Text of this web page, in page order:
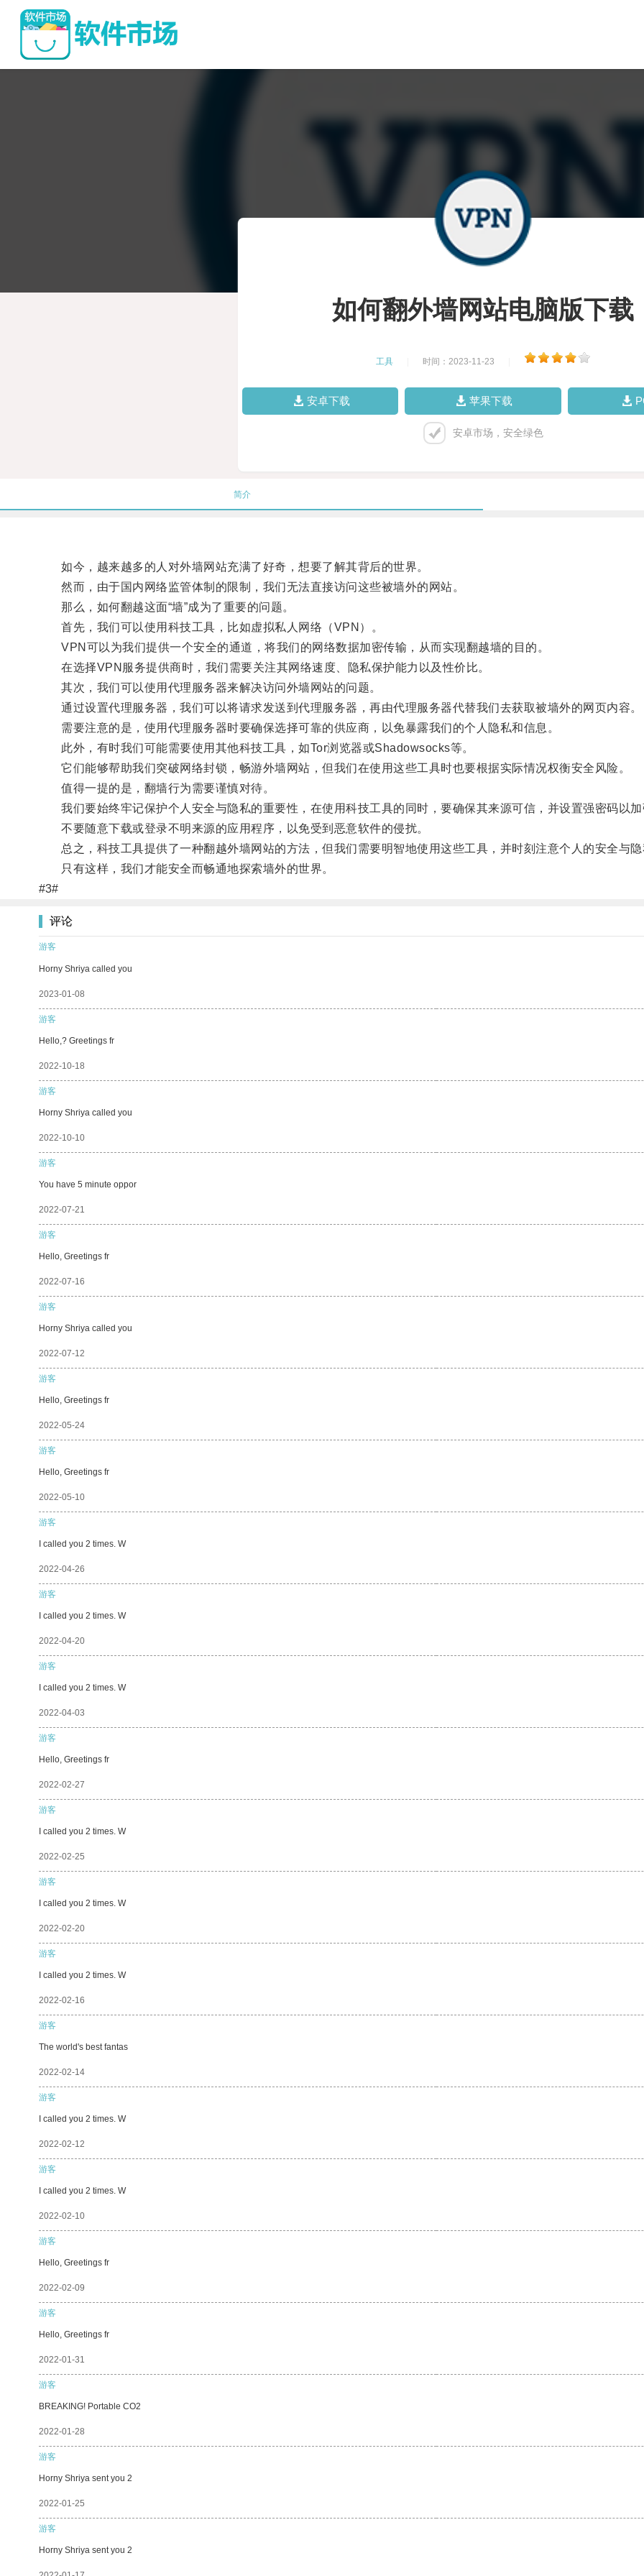
如何翻外墙网站电脑版下载
工具 时间：2023-11-23
安卓下载 苹果下载
安卓市场，安全绿色
简介
如今，越来越多的人对外墙网站充满了好奇，想要了解其背后的世界。
然而，由于国内网络监管体制的限制，我们无法直接访问这些被墙外的网站。
那么，如何翻越这面“墙”成为了重要的问题。
首先，我们可以使用科技工具，比如虚拟私人网络（VPN）。
VPN可以为我们提供一个安全的通道，将我们的网络数据加密传输，从而实现翻越墙的目的。
在选择VPN服务提供商时，我们需要关注其网络速度、隐私保护能力以及性价比。
其次，我们可以使用代理服务器来解决访问外墙网站的问题。
通过设置代理服务器，我们可以将请求发送到代理服务器，再由代理服务器代替我们去获取被墙外的网页内容。
需要注意的是，使用代理服务器时要确保选择可靠的供应商，以免暴露我们的个人隐私和信息。
此外，有时我们可能需要使用其他科技工具，如Tor浏览器或Shadowsocks等。
它们能够帮助我们突破网络封锁，畅游外墙网站，但我们在使用这些工具时也要根据实际情况权衡安全风险。
值得一提的是，翻墙行为需要谨慎对待。
我们要始终牢记保护个人安全与隐私的重要性，在使用科技工具的同时，要确保其来源可信，并设置强密码以加
不要随意下载或登录不明来源的应用程序，以免受到恶意软件的侵扰。
总之，科技工具提供了一种翻越外墙网站的方法，但我们需要明智地使用这些工具，并时刻注意个人的安全与隐
只有这样，我们才能安全而畅通地探索墙外的世界。
#3#
评论
游客
Horny Shriya called you
2023-01-08
游客
Hello,? Greetings fr
2022-10-18
游客
Horny Shriya called you
2022-10-10
游客
You have 5 minute oppor
2022-07-21
游客
Hello, Greetings fr
2022-07-16
游客
Horny Shriya called you
2022-07-12
游客
Hello, Greetings fr
2022-05-24
游客
Hello, Greetings fr
2022-05-10
游客
I called you 2 times. W
2022-04-26
游客
I called you 2 times. W
2022-04-20
游客
I called you 2 times. W
2022-04-03
游客
Hello, Greetings fr
2022-02-27
游客
I called you 2 times. W
2022-02-25
游客
I called you 2 times. W
2022-02-20
游客
I called you 2 times. W
2022-02-16
游客
The world's best fantas
2022-02-14
游客
I called you 2 times. W
2022-02-12
游客
I called you 2 times. W
2022-02-10
游客
Hello, Greetings fr
2022-02-09
游客
Hello, Greetings fr
2022-01-31
游客
BREAKING! Portable CO2
2022-01-28
游客
Horny Shriya sent you 2
2022-01-25
游客
Horny Shriya sent you 2